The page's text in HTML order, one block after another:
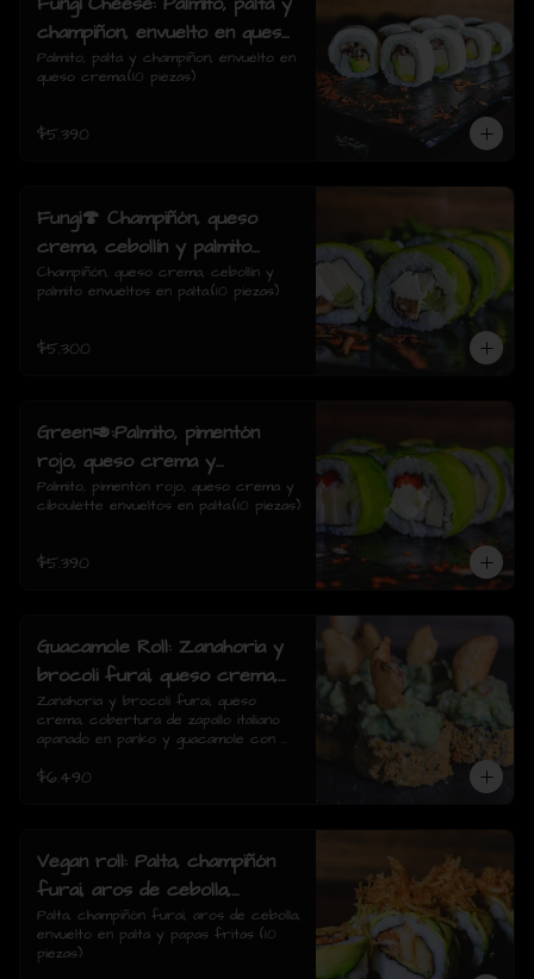
champiñon, envuelto en queso
crema.
Palmito, palta y champiñon, envuelto en
queso crema.(10 piezas)
$5.390
Fungi🍄 Champiñón, queso
crema, cebollín y palmito
envueltos en palta.
Champiñón, queso crema, cebollín y
palmito envueltos en palta.(10 piezas)
$5.300
Green🥑:Palmito, pimentón
rojo, queso crema y
ciboulette envueltos en palta.
Palmito, pimentón rojo, queso crema y
ciboulette envueltos en palta.(10 piezas)
$5.390
Guacamole Roll: Zanahoria y
brocoli furai, queso crema,
cobertura de zapallo italiano
apanado en panko y
(8 piezas)
Zanahoria y brocoli furai, queso
crema, cobertura de zapallo italiano
apanado en panko y guacamole con
$6.490
Vegan roll: Palta, champiñón
furai, aros de cebolla,
envuelto en palta y papas
fritas (10 piezas)
Palta, champiñón furai, aros de cebolla,
envuelto en palta y papas fritas (10
piezas)